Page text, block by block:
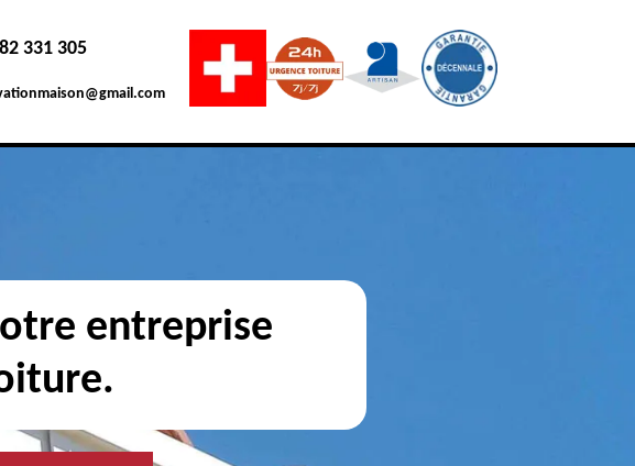
331 305
entreprise